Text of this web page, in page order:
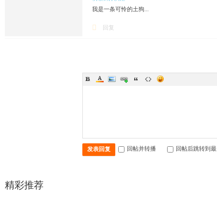
我是一条可怜的土狗...
回复
发表回复 回帖并转播 回帖后跳转到
精彩推荐